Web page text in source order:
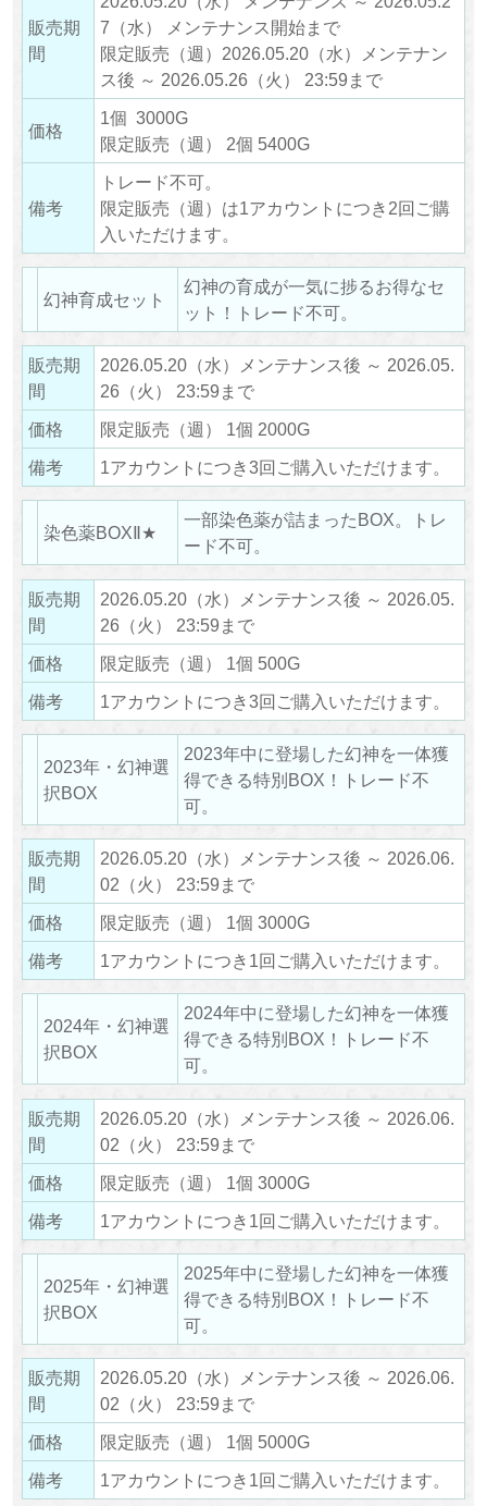
販売期
間
7（水） メンテナンス開始まで
限定販売（週）2026.05.20（水）メンテナン
ス後 ～ 2026.05.26（火） 23:59まで
価格
1個 3000G
限定販売（週） 2個 5400G
備考
トレード不可。
限定販売（週）は1アカウントにつき2回ご購
入いただけます。
幻神育成セット
幻神の育成が一気に捗るお得なセ
ット！トレード不可。
販売期
間
2026.05.20（水）メンテナンス後 ～ 2026.05.
26（火） 23:59まで
価格
限定販売（週） 1個 2000G
備考
1アカウントにつき3回ご購入いただけます。
染色薬BOXⅡ★
一部染色薬が詰まったBOX。トレ
ード不可。
販売期
間
2026.05.20（水）メンテナンス後 ～ 2026.05.
26（火） 23:59まで
価格
限定販売（週） 1個 500G
備考
1アカウントにつき3回ご購入いただけます。
2023年・幻神選
択BOX
2023年中に登場した幻神を一体獲
得できる特別BOX！トレード不
可。
販売期
間
2026.05.20（水）メンテナンス後 ～ 2026.06.
02（火） 23:59まで
価格
限定販売（週） 1個 3000G
備考
1アカウントにつき1回ご購入いただけます。
2024年・幻神選
択BOX
2024年中に登場した幻神を一体獲
得できる特別BOX！トレード不
可。
販売期
間
2026.05.20（水）メンテナンス後 ～ 2026.06.
02（火） 23:59まで
価格
限定販売（週） 1個 3000G
備考
1アカウントにつき1回ご購入いただけます。
2025年・幻神選
択BOX
2025年中に登場した幻神を一体獲
得できる特別BOX！トレード不
可。
販売期
間
2026.05.20（水）メンテナンス後 ～ 2026.06.
02（火） 23:59まで
価格
限定販売（週） 1個 5000G
備考
1アカウントにつき1回ご購入いただけます。